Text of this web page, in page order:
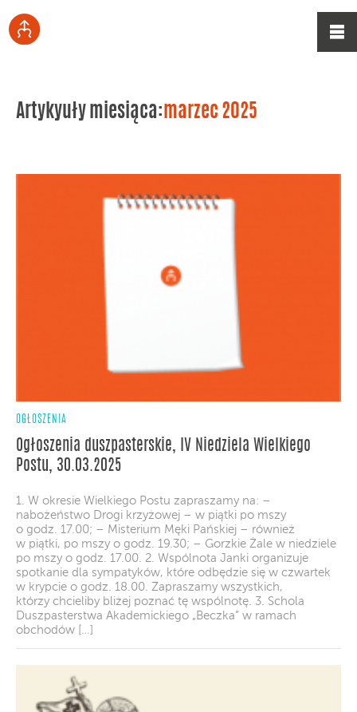
Artykyuły miesiąca: marzec 2025
OGŁOSZENIA
Ogłoszenia duszpasterskie, IV Niedziela Wielkiego
Postu, 30.03.2025
1. W okresie Wielkiego Postu zapraszamy na: –
nabożeństwo Drogi krzyżowej – w piątki po mszy
o godz. 17.00; – Misterium Męki Pańskiej – również
w piątki, po mszy o godz. 19.30; – Gorzkie Żale w niedziele
po mszy o godz. 17.00. 2. Wspólnota Janki organizuje
spotkanie dla sympatyków, które odbędzie się w czwartek
w krypcie o godz. 18.00. Zapraszamy wszystkich,
którzy chcieliby bliżej poznać tę wspólnotę. 3. Schola
Duszpasterstwa Akademickiego „Beczka” w ramach
obchodów […]